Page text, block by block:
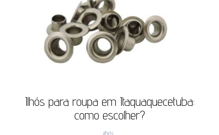
Ilhós para roupa em Itaquaquecetuba:
como escolher?
ilhós